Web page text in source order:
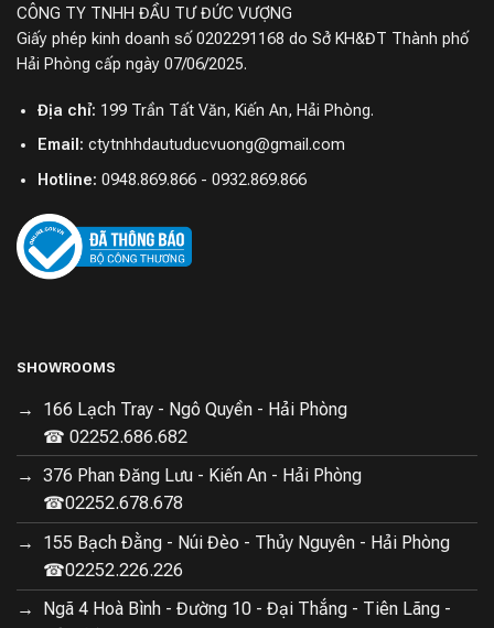
Một trang bị đáng chú ý trên robot hút bụi Mijia M40
D110CNnhư những phiên bản cao cấp khác chính là
khả năng tự động giải quyết được vấn đề tóc rối quấn
quanh chổi quét mỗi lần làm việc. Cụ thể, robot sẽ
CÔNG TY TNHH ĐẦU TƯ ĐỨC VƯỢNG
Giấy phép kinh doanh số 0202291168 do Sở KH&ĐT Thành phố
Hải Phòng cấp ngày 07/06/2025.
Địa chỉ: 199 Trần Tất Văn, Kiến An, Hải Phòng.
Email: ctytnhhdautuducvuong@gmail.com
Hotline: 0948.869.866 - 0932.869.866
SHOWROOMS
166 Lạch Tray - Ngô Quyền - Hải Phòng
☎ 02252.686.682
376 Phan Đăng Lưu - Kiến An - Hải Phòng
☎02252.678.678
155 Bạch Đằng - Núi Đèo - Thủy Nguyên - Hải Phòng
☎02252.226.226
Ngã 4 Hoà Bình - Đường 10 - Đại Thắng - Tiên Lãng -